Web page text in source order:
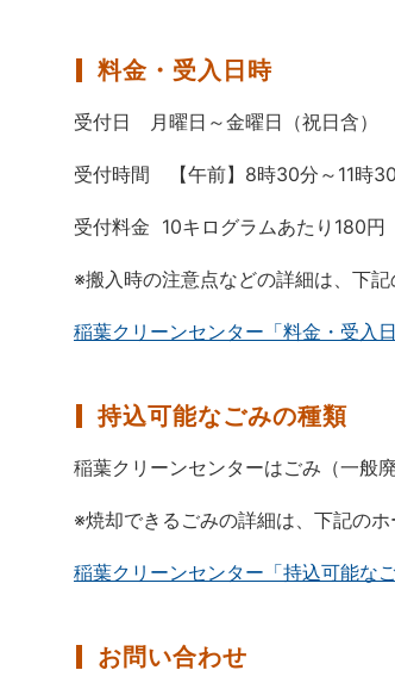
料金・受入日時
受付日 月曜日～金曜日（祝日含）
受付時間 【午前】8時30分～11時
受付料金 10キログラムあたり180円
※搬入時の注意点などの詳細は、下記
稲葉クリーンセンター「料金・受入
持込可能なごみの種類
稲葉クリーンセンターはごみ（一般
※焼却できるごみの詳細は、下記のホ
稲葉クリーンセンター「持込可能な
お問い合わせ